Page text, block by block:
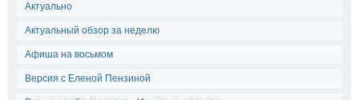
Актуально
Актуальный обзор за неделю
Афиша на восьмом
Версия с Еленой Пензиной